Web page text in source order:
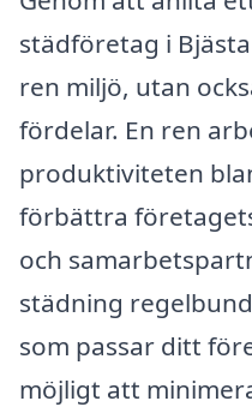
städföretag i
ren miljö, utan
fördelar. En ren
produktiviteten
förbättra
och
städning
som passar ditt
möjligt att